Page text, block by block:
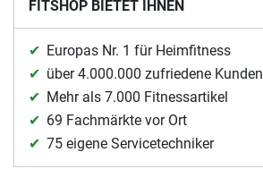
FITSHOP BIETET IHNEN
Europas Nr. 1 für Heimfitness
über 4.000.000 zufriedene Kunden
Mehr als 7.000 Fitnessartikel
69 Fachmärkte vor Ort
75 eigene Servicetechniker